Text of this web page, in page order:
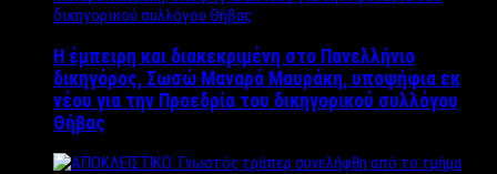
Η έμπειρη και διακεκριμένη στο Πανελλήνιο
δικηγόρος, Σωσώ Μαναρά Μαυράκη, υποψήφια εκ
νέου για την Προεδρία του δικηγορικού συλλόγου
Θήβας